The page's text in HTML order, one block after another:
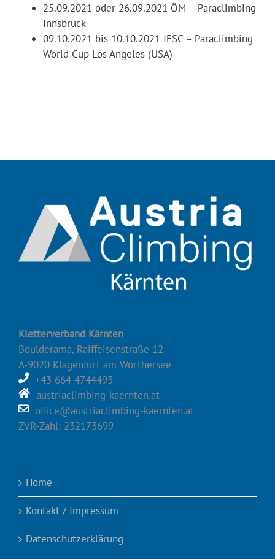
25.09.2021 oder 26.09.2021 ÖM – Paraclimbing
Innsbruck
09.10.2021 bis 10.10.2021 IFSC – Paraclimbing
World Cup Los Angeles (USA)
Kletterverband Kärnten
Boulderama, Raiffeisenstraße 12
A-9020 Klagenfurt am Wörthersee
+43 664 4744493
austriaclimbing-kaernten.at
office@austriaclimbing-kaernten.at
ZVR-Zahl: 232173699
Home
Kontakt / Impressum
Datenschutzerklärung